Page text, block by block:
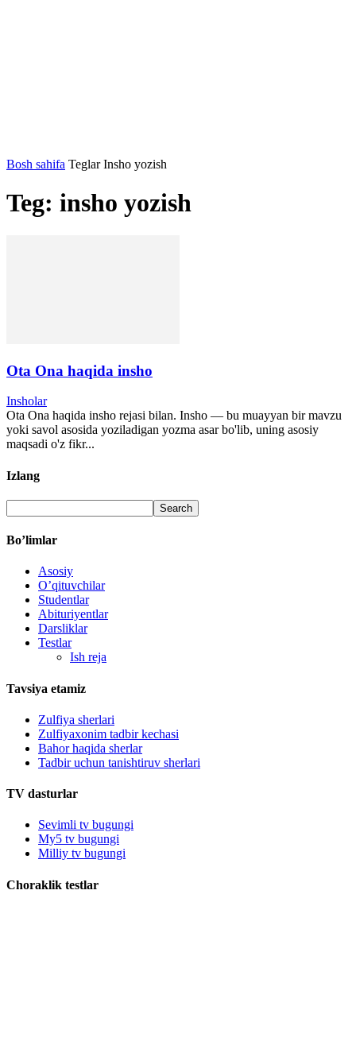
Bosh sahifa Teglar Insho yozish
Teg: insho yozish
Ota Ona haqida insho
Insholar
Ota Ona haqida insho rejasi bilan. Insho — bu muayyan bir mavzu
yoki savol asosida yoziladigan yozma asar bo'lib, uning asosiy
maqsadi o'z fikr...
Izlang
Bo’limlar
Asosiy
O’qituvchilar
Studentlar
Abituriyentlar
Darsliklar
Testlar
Ish reja
Tavsiya etamiz
Zulfiya sherlari
Zulfiyaxonim tadbir kechasi
Bahor haqida sherlar
Tadbir uchun tanishtiruv sherlari
TV dasturlar
Sevimli tv bugungi
My5 tv bugungi
Milliy tv bugungi
Choraklik testlar